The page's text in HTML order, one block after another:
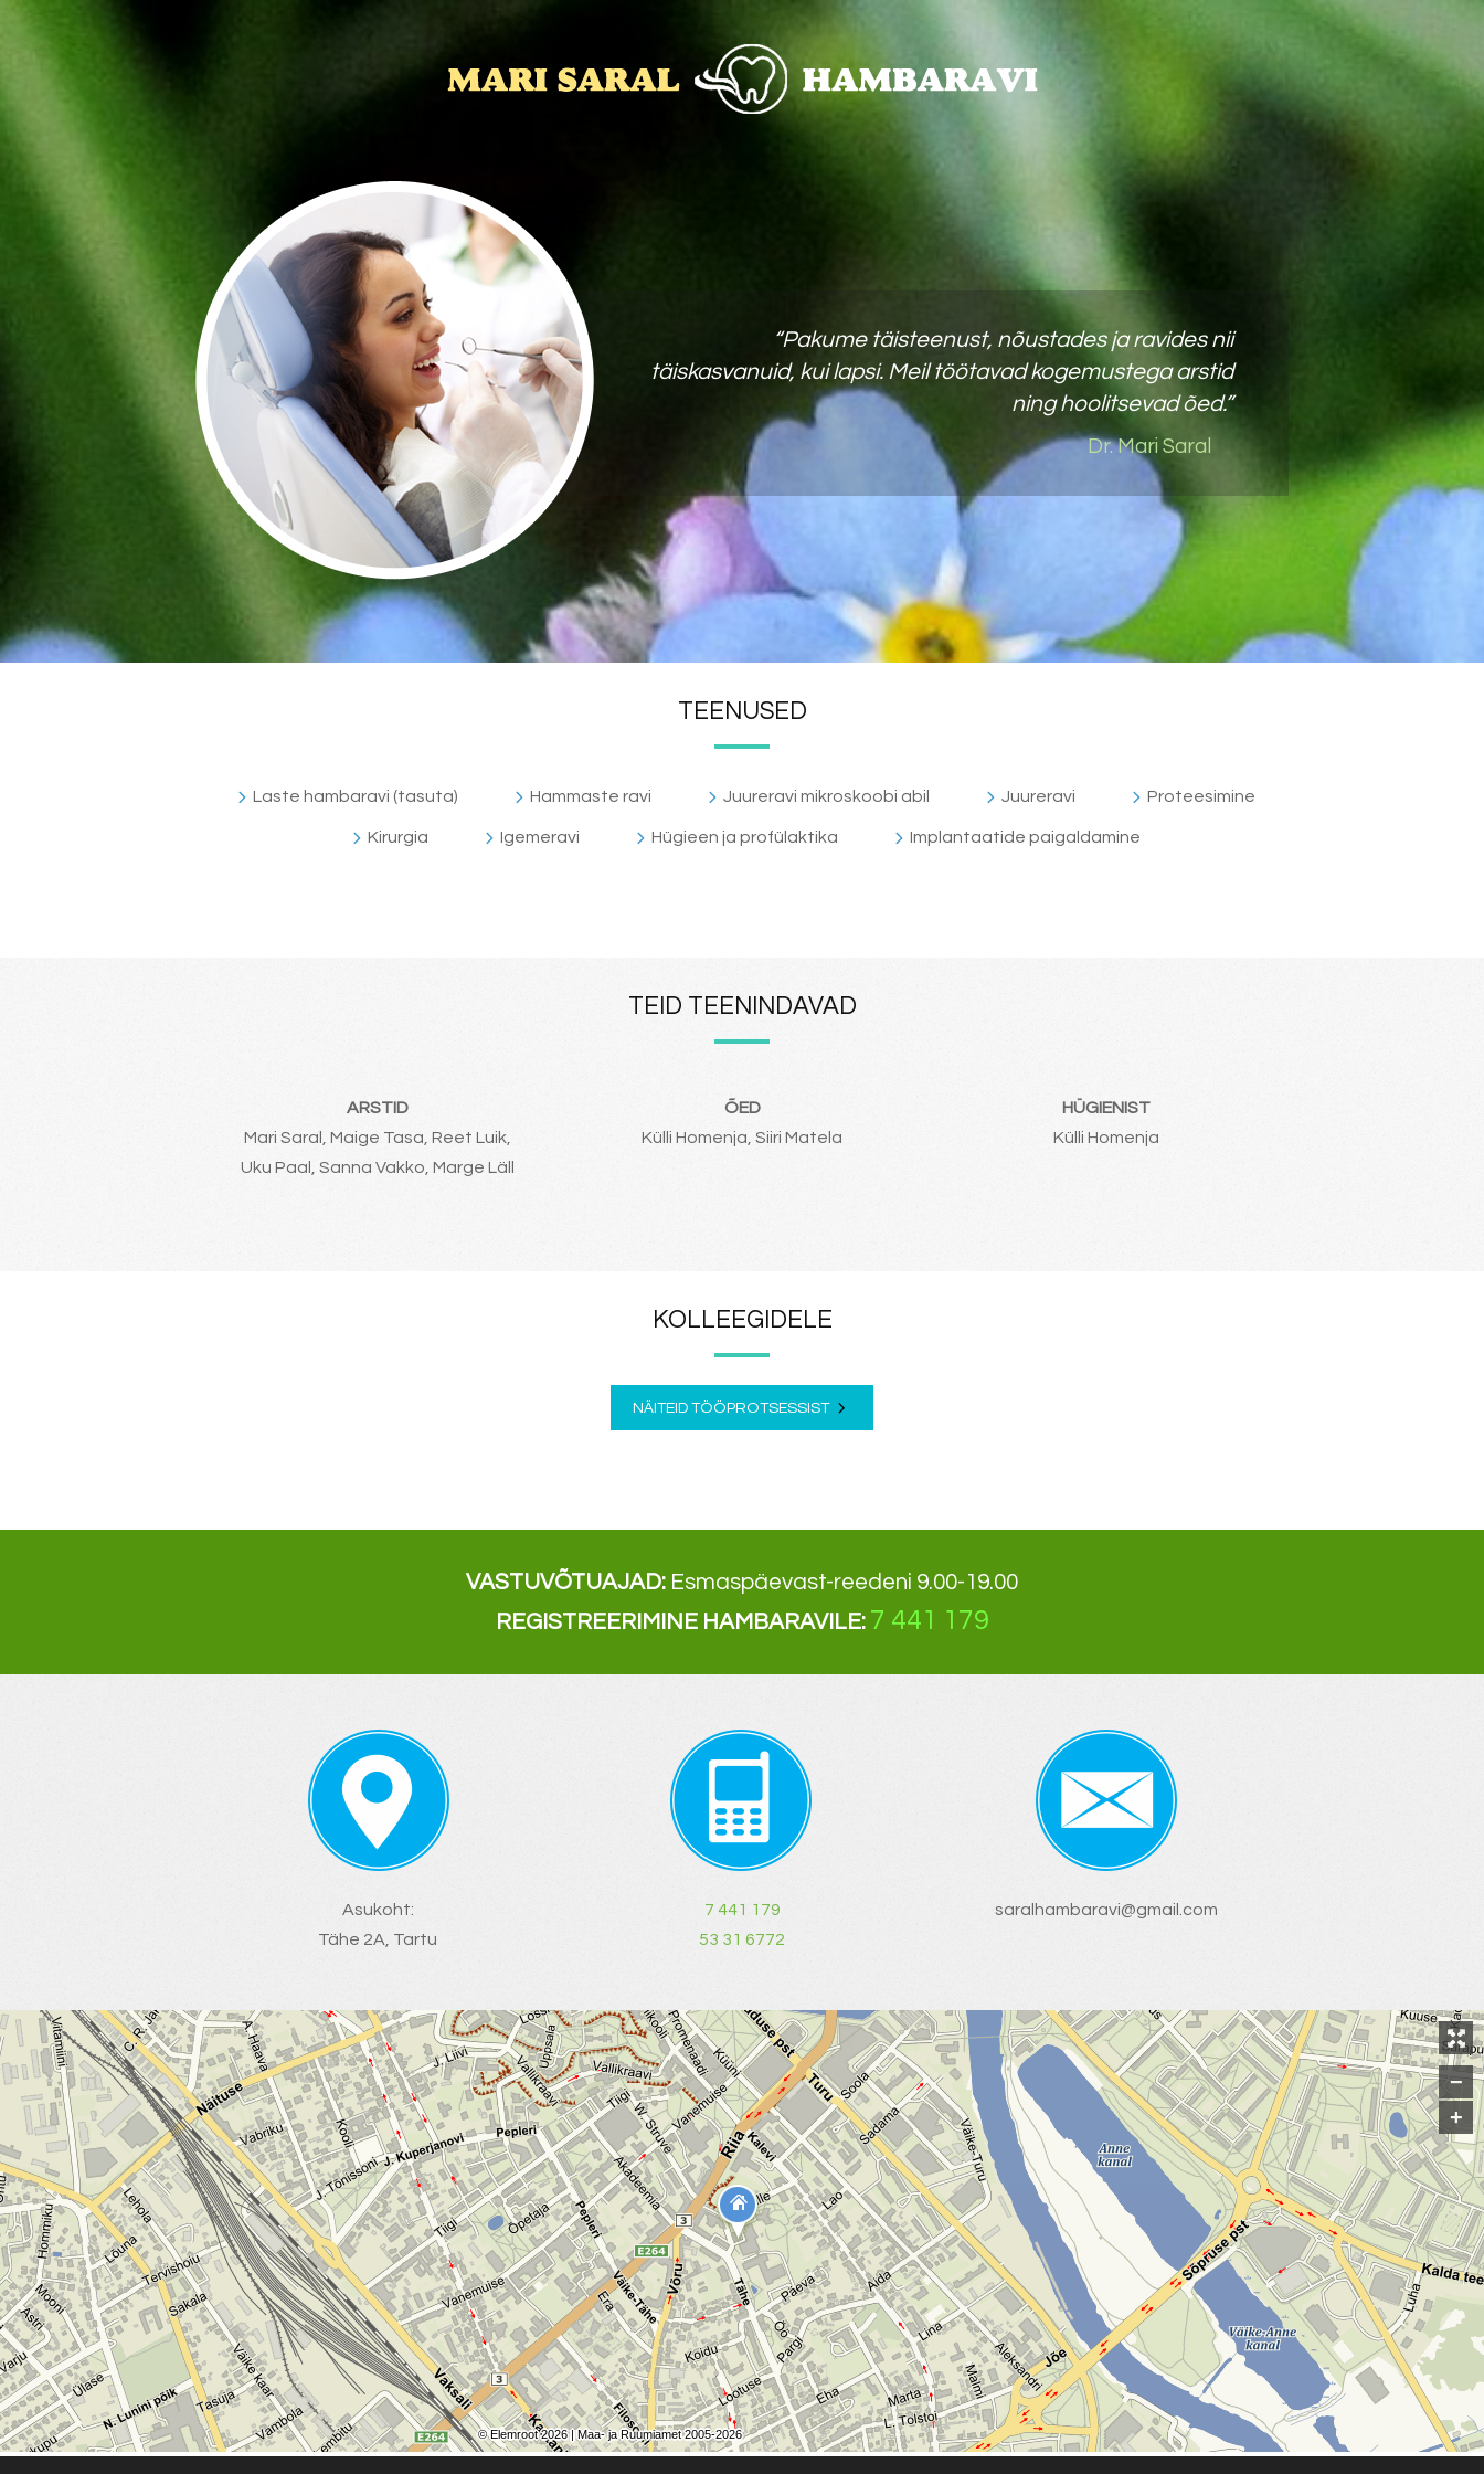
“Pakume täisteenust, nõustades ja ravides nii
täiskasvanuid, kui lapsi. Meil töötavad kogemustega arstid
ning hoolitsevad õed.”
Dr. Mari Saral
TEENUSED
Laste hambaravi (tasuta) Hammaste ravi Juureravi mikroskoobi abil Juureravi Proteesimine
Kirurgia Igemeravi Hügieen ja profülaktika Implantaatide paigaldamine
TEID TEENINDAVAD
ARSTID
Mari Saral, Maige Tasa, Reet Luik,
Uku Paal, Sanna Vakko, Marge Läll
ÕED
Külli Homenja, Siiri Matela
HÜGIENIST
Külli Homenja
KOLLEEGIDELE
NÄITEID TÖÖPROTSESSIST
VASTUVÕTUAJAD: Esmaspäevast-reedeni 9.00-19.00
REGISTREERIMINE HAMBARAVILE: 7 441 179
Asukoht:
Tähe 2A, Tartu
7 441 179
53 31 6772
saralhambaravi@gmail.com